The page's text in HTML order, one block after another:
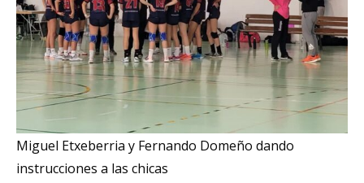
Miguel Etxeberria y Fernando Domeño dando
instrucciones a las chicas